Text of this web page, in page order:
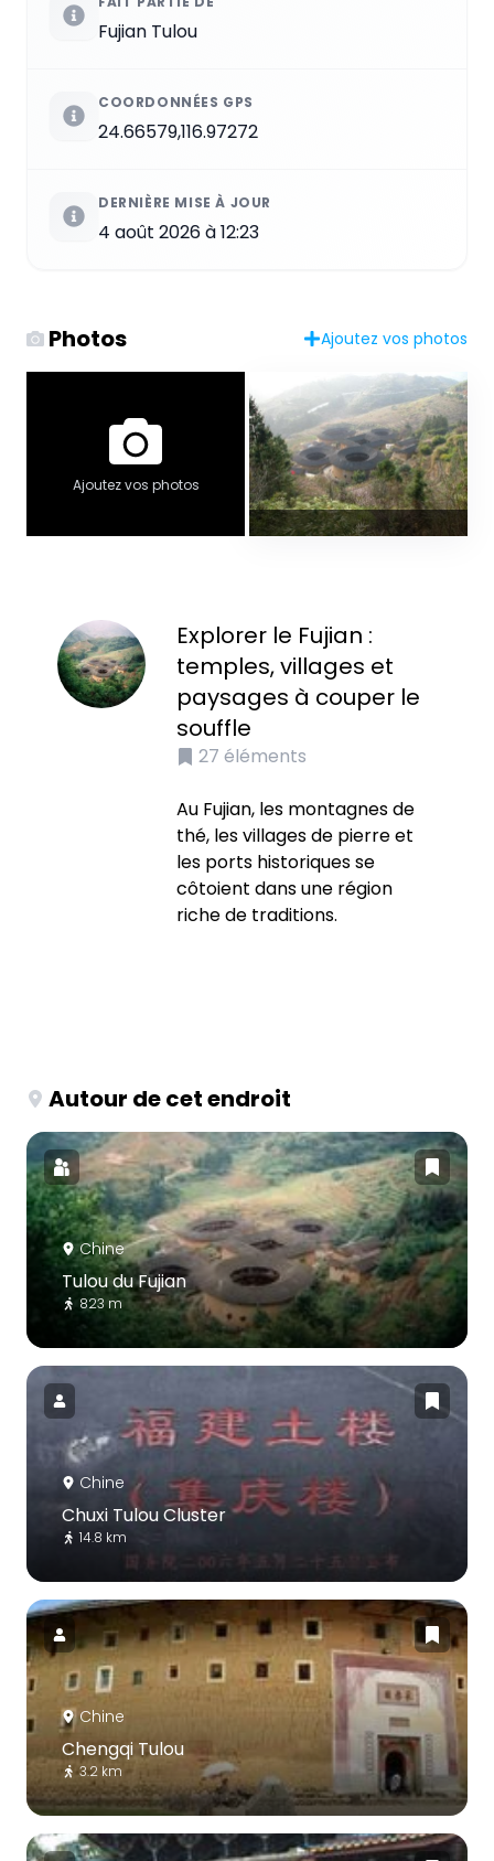
Fujian Tulou
COORDONNÉES GPS
24.66579,116.97272
DERNIÈRE MISE À JOUR
4 août 2026 à 12:23
Photos Ajoutez vos photos
Ajoutez vos photos
Explorer le Fujian :
temples, villages et
paysages à couper le
souffle
27 éléments
Au Fujian, les montagnes de
thé, les villages de pierre et
les ports historiques se
côtoient dans une région
riche de traditions.
Autour de cet endroit
Chine
Tulou du Fujian
823 m
Chine
Chuxi Tulou Cluster
14.8 km
Chine
Chengqi Tulou
3.2 km